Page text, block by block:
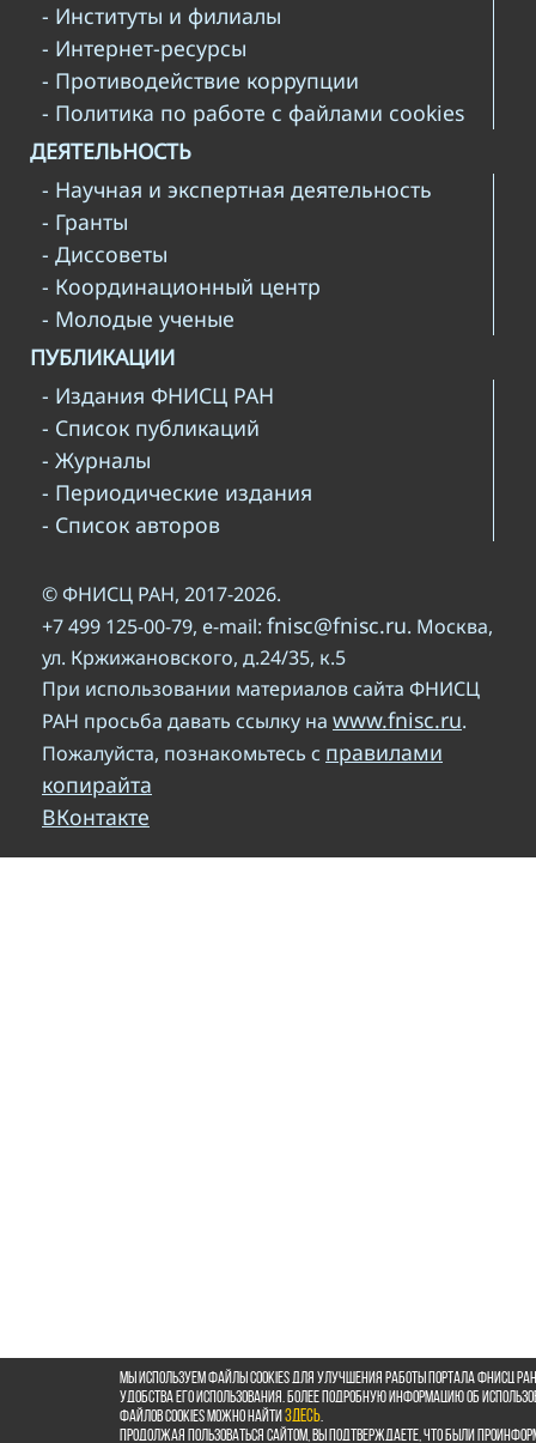
- Институты и филиалы
- Интернет-ресурсы
- Противодействие коррупции
- Политика по работе с файлами cookies
ДЕЯТЕЛЬНОСТЬ
- Научная и экспертная деятельность
- Гранты
- Диссоветы
- Координационный центр
- Молодые ученые
ПУБЛИКАЦИИ
- Издания ФНИСЦ РАН
- Список публикаций
- Журналы
- Периодические издания
- Список авторов
© ФНИСЦ РАН, 2017-2026.
+7 499 125-00-79, e-mail: fnisc@fnisc.ru. Москва,
ул. Кржижановского, д.24/35, к.5
При использовании материалов сайта ФНИСЦ
РАН просьба давать ссылку на www.fnisc.ru.
Пожалуйста, познакомьтесь с правилами
копирайта
ВКонтакте
Мы используем файлы cookies для улучшения работы портала ФНИСЦ
удобства его использования. Более подробную информацию об
файлов cookies можно найтиздесь.
Продолжая пользоваться сайтом, Вы подтверждаете, что были